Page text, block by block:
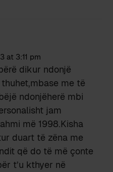
at 3:11 pm
dikur ndonjë
me të
ndonjëherë mbi
jam
më 1998.Kisha
duart të zëna me
që do të më çonte
t’u kthyer në